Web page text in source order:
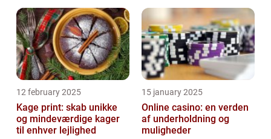
12 february 2025
Kage print: skab unikke
og mindeværdige kager
til enhver lejlighed
15 january 2025
Online casino: en verden
af underholdning og
muligheder